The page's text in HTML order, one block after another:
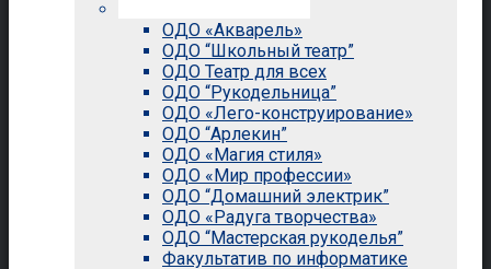
ОДО «Акварель»
ОДО “Школьный театр”
ОДО Театр для всех
ОДО “Рукодельница”
ОДО «Лего-конструирование»
ОДО “Арлекин”
ОДО «Магия стиля»
ОДО «Мир профессии»
ОДО “Домашний электрик”
ОДО «Радуга творчества»
ОДО “Мастерская рукоделья”
Факультатив по информатике